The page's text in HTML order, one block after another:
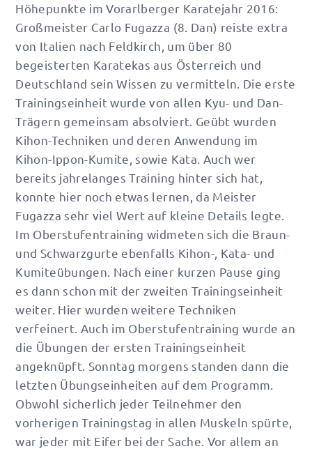
Höhepunkte im Vorarlberger Karatejahr 2016:
Großmeister Carlo Fugazza (8. Dan) reiste extra
von Italien nach Feldkirch, um über 80
begeisterten Karatekas aus Österreich und
Deutschland sein Wissen zu vermitteln. Die erste
Trainingseinheit wurde von allen Kyu- und Dan-
Trägern gemeinsam absolviert. Geübt wurden
Kihon-Techniken und deren Anwendung im
Kihon-Ippon-Kumite, sowie Kata. Auch wer
bereits jahrelanges Training hinter sich hat,
konnte hier noch etwas lernen, da Meister
Fugazza sehr viel Wert auf kleine Details legte.
Im Oberstufentraining widmeten sich die Braun-
und Schwarzgurte ebenfalls Kihon-, Kata- und
Kumiteübungen. Nach einer kurzen Pause ging
es dann schon mit der zweiten Trainingseinheit
weiter. Hier wurden weitere Techniken
verfeinert. Auch im Oberstufentraining wurde an
die Übungen der ersten Trainingseinheit
angeknüpft. Sonntag morgens standen dann die
letzten Übungseinheiten auf dem Programm.
Obwohl sicherlich jeder Teilnehmer den
vorherigen Trainingstag in allen Muskeln spürte,
war jeder mit Eifer bei der Sache. Vor allem an